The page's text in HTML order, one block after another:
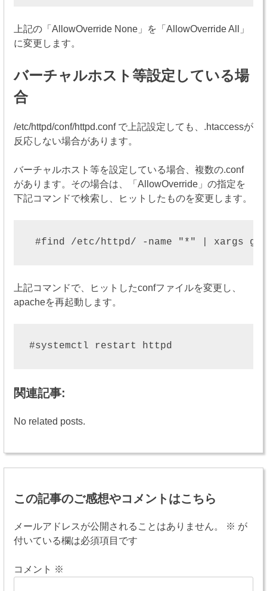
上記の「AllowOverride None」を「AllowOverride All」
に変更します。
バーチャルホスト等設定している場
合
/etc/httpd/conf/httpd.conf で上記設定しても、.htaccessが
反応しない場合があります。
バーチャルホスト等を設定している場合、複数の.conf
があります。その場合は、「AllowOverride」の指定を
下記コマンドで検索し、ヒットしたものを変更します。
上記コマンドで、ヒットしたconfファイルを変更し、
apacheを再起動します。
関連記事:
No related posts.
ナ
ビ
ゲ
ー
この記事のご感想やコメントはこちら
メールアドレスが公開されることはありません。 ※ が
付いている欄は必須項目です
コメント ※